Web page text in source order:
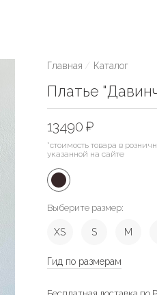
Главная Каталог
Платье
13490 ₽
*стоимость товара в
указанной на сайте
Выберите размер:
XS S M
Гид по размерам